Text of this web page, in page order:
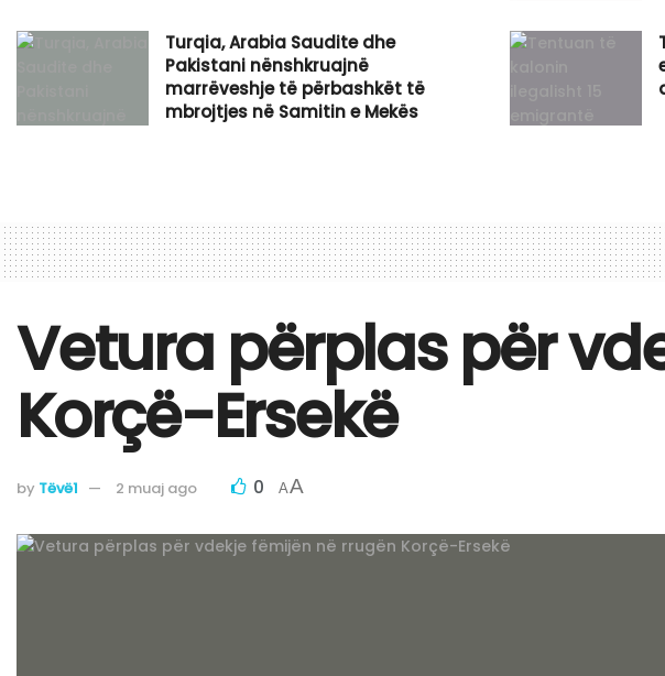
Turqia, Arabia Saudite dhe
Pakistani nënshkruajnë
marrëveshje të përbashkët të
mbrojtjes në Samitin e Mekës
Vetura përplas për
Korçë-Ersekë
by Tëvë1 2 muaj ago 0 AA